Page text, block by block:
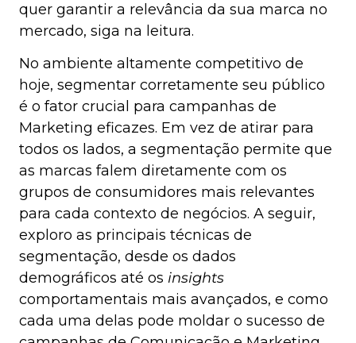
quer garantir a relevância da sua marca no
mercado, siga na leitura.
No ambiente altamente competitivo de
hoje, segmentar corretamente seu público
é o fator crucial para campanhas de
Marketing eficazes. Em vez de atirar para
todos os lados, a segmentação permite que
as marcas falem diretamente com os
grupos de consumidores mais relevantes
para cada contexto de negócios. A seguir,
exploro as principais técnicas de
segmentação, desde os dados
demográficos até os insights
comportamentais mais avançados, e como
cada uma delas pode moldar o sucesso de